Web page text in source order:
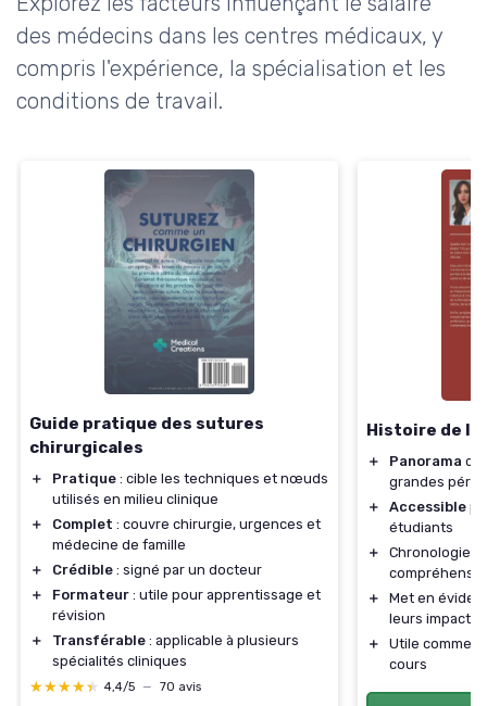
des médecins dans les centres médicaux, y
compris l'expérience, la spécialisation et les
conditions de travail.
Guide pratique des sutures
chirurgicales
＋ Pratique : cible les techniques et nœuds
utilisés en milieu clinique
＋
Complet : couvre chirurgie, urgences et
médecine de famille
＋
Crédible : signé par un docteur
＋
Formateur : utile pour apprentissage et
révision
＋
Transférable : applicable à plusieurs
spécialités cliniques
★★★★★
★★★★★ 4,4/5 — 70 avis
Histoire de la
＋ Panorama
grandes
＋
Accessible
étudiants
＋
Chronologie
＋
Met en
leurs impacts
＋
Utile comme
cours